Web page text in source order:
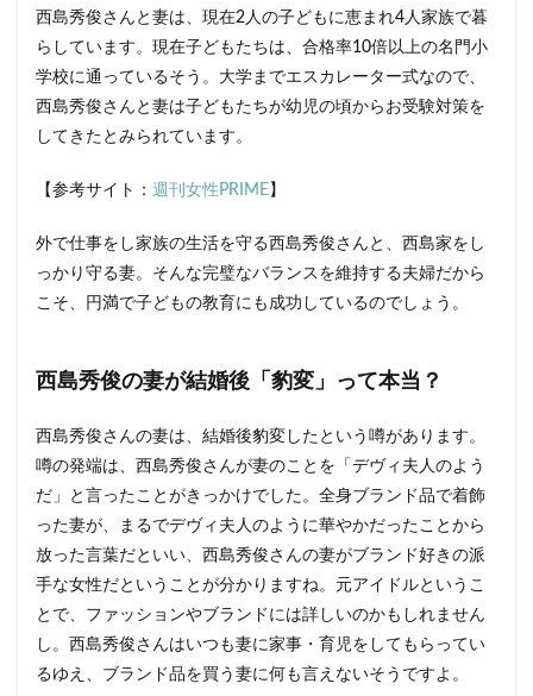
イス
ぎ
る！
2.1
西島
の結
婚条
クリ
アし
として
も完璧
3
め
西島秀俊さんと妻は、現在2人の子どもに恵まれ4人家族で暮
らしています。現在子どもたちは、合格率10倍以上の名門小
学校に通っているそう。大学までエスカレーター式なので、
西島秀俊さんと妻は子どもたちが幼児の頃からお受験対策を
してきたとみられています。
【参考サイト： 週刊女性PRIME】
外で仕事をし家族の生活を守る西島秀俊さんと、西島家をし
っかり守る妻。そんな完璧なバランスを維持する夫婦だから
こそ、円満で子どもの教育にも成功しているのでしょう。
西島秀俊の妻が結婚後「豹変」って本当？
西島秀俊さんの妻は、結婚後豹変したという噂があります。
噂の発端は、西島秀俊さんが妻のことを「デヴィ夫人のよう
だ」と言ったことがきっかけでした。全身ブランド品で着飾
った妻が、まるでデヴィ夫人のように華やかだったことから
放った言葉だといい、西島秀俊さんの妻がブランド好きの派
手な女性だということが分かりますね。元アイドルというこ
とで、ファッションやブランドには詳しいのかもしれません
し。西島秀俊さんはいつも妻に家事・育児をしてもらってい
るゆえ、ブランド品を買う妻に何も言えないそうですよ。